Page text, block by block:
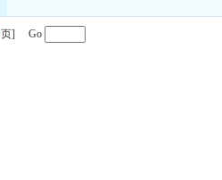
页] Go